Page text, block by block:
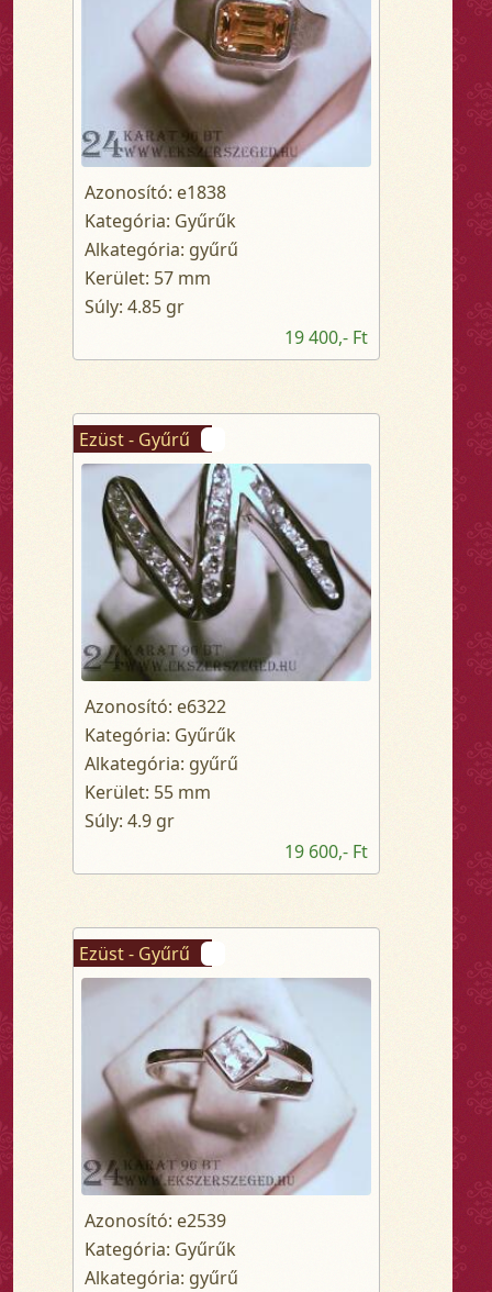
Azonosító: e1838
Kategória: Gyűrűk
Alkategória: gyűrű
Kerület: 57 mm
Súly: 4.85 gr
19 400,- Ft
Ezüst - Gyűrű
Azonosító: e6322
Kategória: Gyűrűk
Alkategória: gyűrű
Kerület: 55 mm
Súly: 4.9 gr
19 600,- Ft
Ezüst - Gyűrű
Azonosító: e2539
Kategória: Gyűrűk
Alkategória: gyűrű